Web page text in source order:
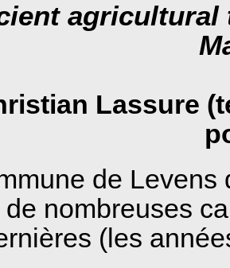
agricultural
Lassure
de Levens
de nombreuses
(les